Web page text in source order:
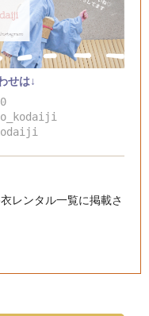
せは↓
レンタル一覧に掲載さ